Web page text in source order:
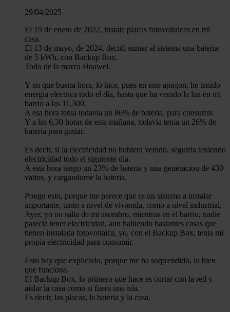
29/04/2025
El 19 de enero de 2022, instale placas fotovoltaicas en mi
casa.
El 13 de mayo, de 2024, decidi sumar al sistema una bateria
de 5 kWh, con Backup Box.
Todo de la marca Huawei.
Y en que buena hora, lo hice, pues en este apagon, he tenido
energia electrica todo el día, hasta que ha venido la luz en mi
barrio a las 11,300.
A esa hora tenia todavia un 86% de bateria, para consumir.
Y a las 6,30 horas de esta mañana, todavia tenia un 26% de
bateria para gastar.
Es decir, si la electricidad no hubiera venido, seguiria teniendo
electricidad todo el siguiente dia.
A esta hora tengo un 23% de bateria y una generacion de 430
vatios, y cargandome la bateria.
Pongo esto, porque me parece que es un sistema a instalar
importante, tanto a nivel de vivienda, como a nivel industrial.
Ayer, yo no salia de mi asombro, mientras en el barrio, nadie
parecia tener electricidad, aun habiendo bastantes casas que
tienen instalada fotovoltaica, yo, con el Backup Box, tenia mi
propia electricidad para consumir.
Esto hay que explicarlo, porque me ha sorprendido, lo bien
que funciona.
El Backup Box, lo primero que hace es cortar con la red y
aislar la casa como si fuera una isla.
Es decir, las placas, la bateria y la casa.